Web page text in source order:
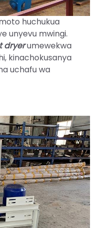
huchukua
unyevu mwingi.
dryerumewekwa
kinachokusanya
uchafu wa